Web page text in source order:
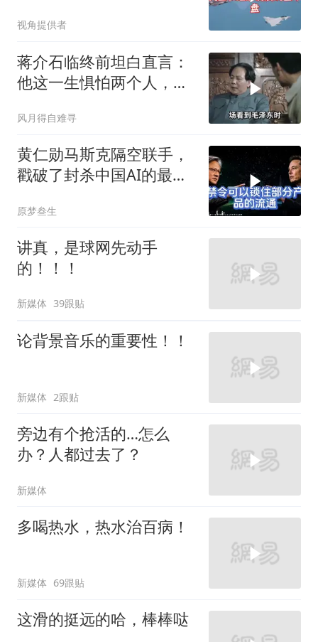
视角提供者
蒋介石临终前坦白直言：
他这一生惧怕两个人，却
风月得自难寻
黄仁勋马斯克隔空联手，
戳破了封杀中国AI的最大
原梦叁生
讲真，是球网先动手
的！！！
新媒体 39跟贴
论背景音乐的重要性！！
新媒体 2跟贴
旁边有个抢活的…怎么
办？人都过去了？
新媒体
多喝热水，热水治百病！
新媒体 69跟贴
这滑的挺远的哈，棒棒哒